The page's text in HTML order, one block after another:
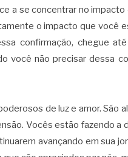
a se concentrar no
o impacto que você
confirmação, chegue
você não precisar dessa
de luz e amor. São
Vocês estão fazendo a
avançando em sua